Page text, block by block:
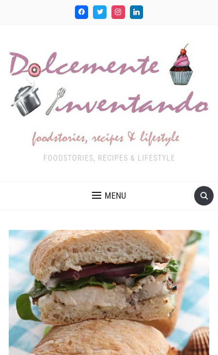
FOODSTORIES, RECIPES & LIFESTYLE
MENU